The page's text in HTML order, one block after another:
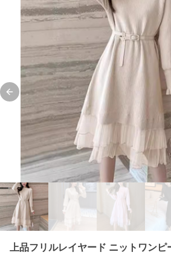
Previous slide
上品フリルレイヤード ニットワンピ